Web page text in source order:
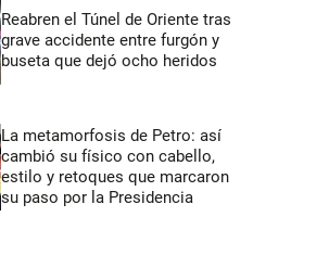
Reabren el Túnel de Oriente tras
grave accidente entre furgón y
buseta que dejó ocho heridos
La metamorfosis de Petro: así
cambió su físico con cabello,
estilo y retoques que marcaron
su paso por la Presidencia